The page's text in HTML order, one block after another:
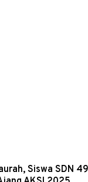
Siswa SDN